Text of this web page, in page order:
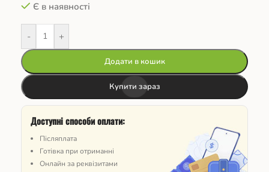
Є в наявності
- +
Додати в кошик
Купити зараз
Доступні способи оплати:
Післяплата
Готівка при отриманні
Онлайн за реквізитами